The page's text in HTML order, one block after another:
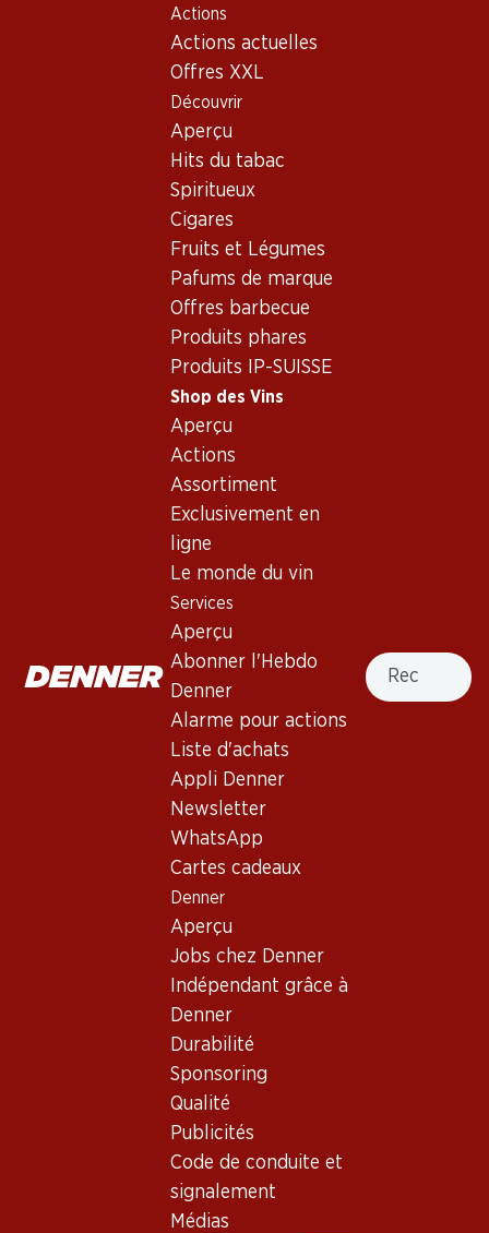
Actions
Actions actuelles
Offres XXL
Découvrir
Aperçu
Hits du tabac
Spiritueux
Cigares
Fruits et Légumes
Pafums de marque
Offres barbecue
Produits phares
Produits IP-SUISSE
Shop des Vins
Aperçu
Actions
Assortiment
Exclusivement en
ligne
Le monde du vin
Services
Aperçu
Abonner l'Hebdo
Denner
Alarme pour actions
Liste d'achats
Appli Denner
Newsletter
WhatsApp
Cartes cadeaux
Denner
Aperçu
Jobs chez Denner
Indépendant grâce à
Denner
Durabilité
Sponsoring
Qualité
Publicités
Code de conduite et
signalement
Médias
Recherche
Shop des Vins
France
Champagne
Dom Pérignon Vintage Brut
Exclusivité web !
Recto
Dom Pérignon Vintage Brut
Champagne, 2013
d’agrumes, avec des notes florales, de levure et de brioche.
Bouche aux bulles très fines et à l'acidité équilibrée. Finale
Bon à savoir